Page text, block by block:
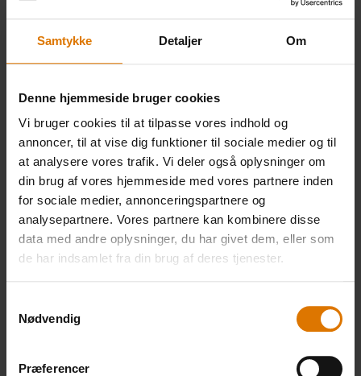
Samtykke Detaljer Om
Denne hjemmeside bruger cookies
Vi bruger cookies til at tilpasse vores indhold og
annoncer, til at vise dig funktioner til sociale medier og til
at analysere vores trafik. Vi deler også oplysninger om
din brug af vores hjemmeside med vores partnere inden
for sociale medier, annonceringspartnere og
analysepartnere. Vores partnere kan kombinere disse
data med andre oplysninger, du har givet dem, eller som
de har indsamlet fra din brug af deres tjenester.
Nødvendig
Præferencer
Anbefalet tilbehør